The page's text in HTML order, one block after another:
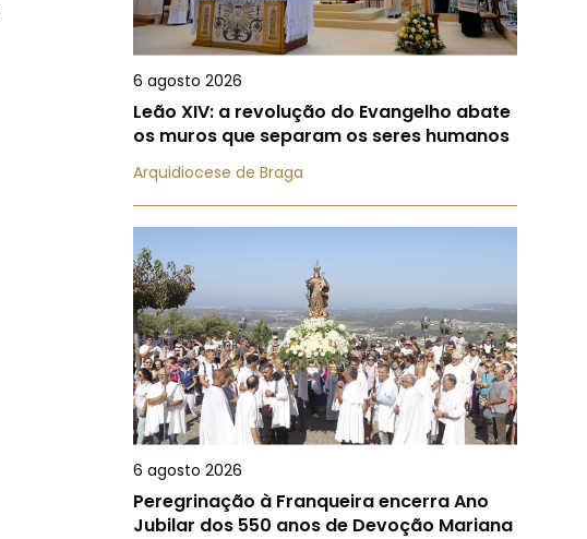
6 agosto 2026
Leão XIV: a revolução do Evangelho abate
os muros que separam os seres humanos
Arquidiocese de Braga
6 agosto 2026
Peregrinação à Franqueira encerra Ano
Jubilar dos 550 anos de Devoção Mariana